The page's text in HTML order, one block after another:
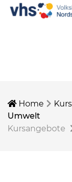
Home
Umwelt
Kursangebote